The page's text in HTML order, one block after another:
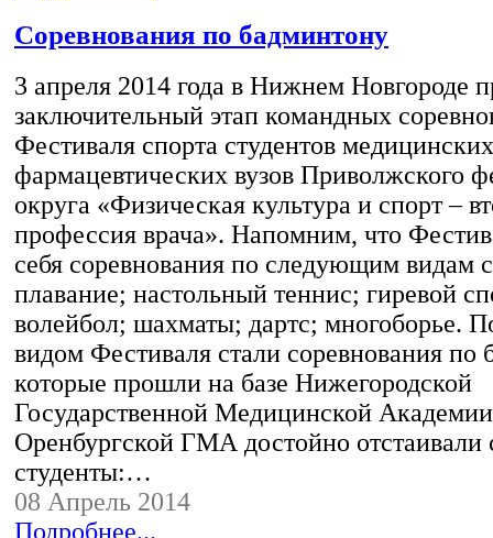
Cоревнования по бадминтону
3 апреля 2014 года в Нижнем Новгороде
заключительный этап командных
Фестиваля спорта студентов
фармацевтических вузов Приволжского
округа «Физическая культура и спорт –
профессия врача». Напомним, что
себя соревнования по следующим видам
плавание; настольный теннис; гиревой
волейбол; шахматы; дартс; многоборье.
видом Фестиваля стали соревнования по
которые прошли на базе Нижегородской
Государственной Медицинской
Оренбургской ГМА достойно
студенты:…
08 Апрель 2014
Подробнее...